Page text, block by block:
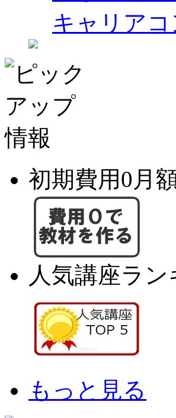
キャリア
初期費用0月
人気講座ラン
もっと見る